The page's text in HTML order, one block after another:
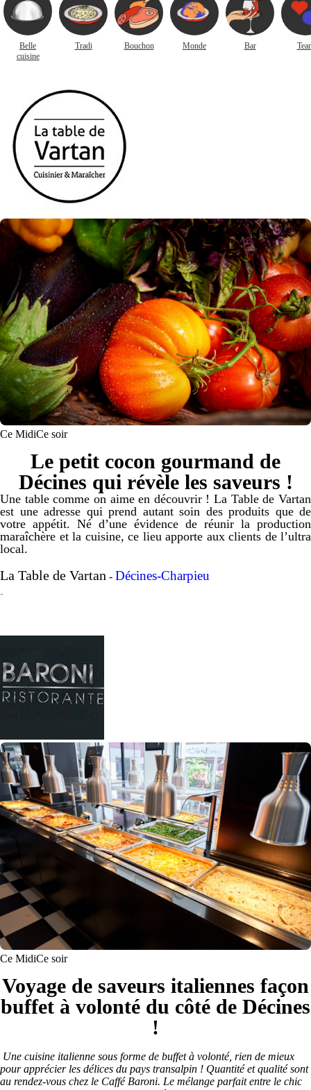
Belle
cuisine
Tradi Bouchon Monde Bar
Ce MidiCe soir
Le petit cocon gourmand de
Décines qui révèle les saveurs !
Une table comme on aime en découvrir ! La Table de Vartan
est une adresse qui prend autant soin des produits que de
votre appétit. Né d’une évidence de réunir la production
maraîchère et la cuisine, ce lieu apporte aux clients de l’ultra
local.
La Table de Vartan - Décines-Charpieu
-
Ce MidiCe soir
Voyage de saveurs italiennes façon
buffet à volonté du côté de Décines
!
Une cuisine italienne sous forme de buffet à volonté, rien de mieux
pour apprécier les délices du pays transalpin ! Quantité et qualité sont
au rendez-vous chez le Caffé Baroni. Le mélange parfait entre le chic